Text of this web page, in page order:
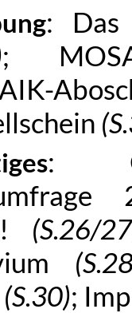
: Das
;
:
(S.26/
(S.30);